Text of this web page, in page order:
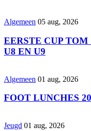
Algemeen 05 aug, 2026
EERSTE CUP
U8 EN U9
Algemeen 01 aug, 2026
FOOT LUNCHES
Jeugd 01 aug, 2026